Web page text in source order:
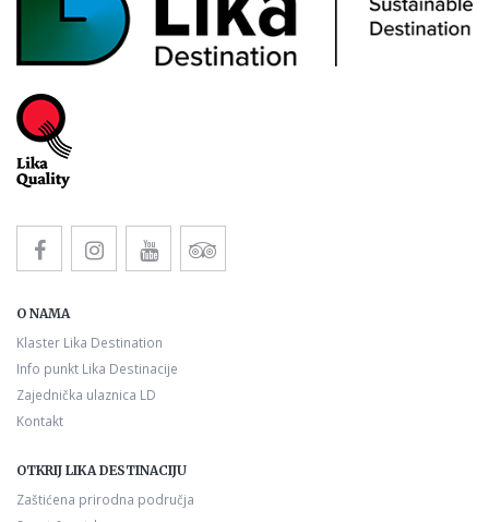
O NAMA
Klaster Lika Destination
Info punkt Lika Destinacije
Zajednička ulaznica LD
Kontakt
OTKRIJ LIKA DESTINACIJU
Zaštićena prirodna područja